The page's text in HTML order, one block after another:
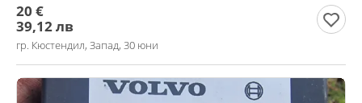
20 €
39,12 лв
гр. Кюстендил, Запад, 30 юни